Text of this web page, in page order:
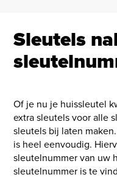
Sleutels
Of je nu je huissleutel
extra sleutels voor alle
sleutels bij laten
is heel eenvoudig.
sleutelnummer van uw
sleutelnummer is te